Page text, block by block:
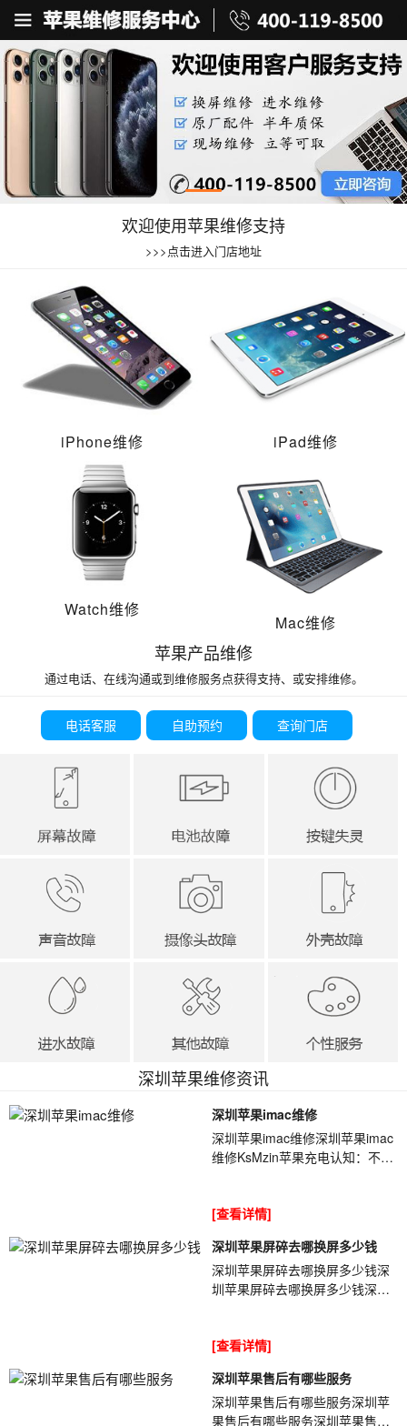
欢迎使用苹果维修支持
>>>点击进入门店地址
iPhone维修 iPad维修
Watch维修
Mac维修
苹果产品维修
通过电话、在线沟通或到维修服务点获得支持、或安排维修。
电话客服 自助预约 查询门店
深圳苹果维修资讯
深圳苹果imac维修
深圳苹果imac维修深圳苹果imac
维修KsMzin苹果充电认知：不要
锂电池的最大杀...
[查看详情]
深圳苹果屏碎去哪换屏多少钱
深圳苹果屏碎去哪换屏多少钱深
圳苹果屏碎去哪换屏多少钱深圳
问题。不匹配则考...
[查看详情]
深圳苹果售后有哪些服务
深圳苹果售后有哪些服务深圳苹
果售后有哪些服务深圳苹果售后